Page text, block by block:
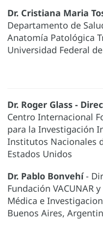
Dr. Cristiana Maria
Departamento de
Anatomía Patológica
Universidad Federal
Dr. Roger Glass -
Centro Internacional
para la Investigación
Institutos Nacionales
Estados Unidos
Dr. Pablo Bonvehí-
Fundación VACUNAR
Médica e
Buenos Aires,